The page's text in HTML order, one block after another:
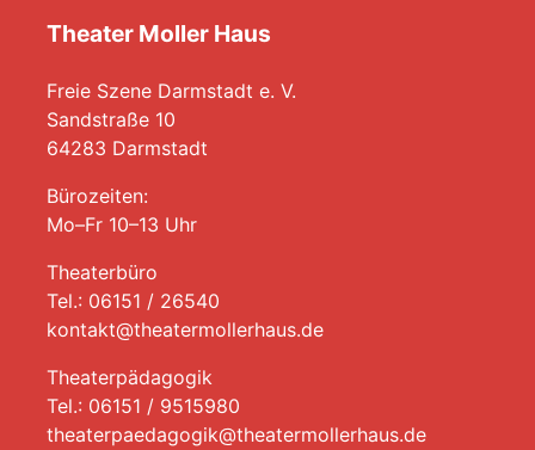
Theater Moller Haus
Freie Szene Darmstadt e. V.
Sandstraße 10
64283 Darmstadt
Bürozeiten:
Mo–Fr 10–13 Uhr
Theaterbüro
Tel.: 06151 / 26540
kontakt@theatermollerhaus.de
Theaterpädagogik
Tel.: 06151 / 9515980
theaterpaedagogik@theatermollerhaus.de